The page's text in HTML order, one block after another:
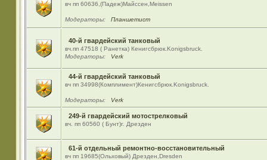
вч пп 60636,(Падеж)Майсcен,Meissen
Модераторы: Планшетист
40-й гвардейский танковый
вч.пп 47518 ( Ранетка) Кенигсбрюк.Konigsbruck.
Модераторы:
Verk
44-й гвардейский танковый
вч пп 34998(Комплимент)Кенигсбрюк.Konigsbruck.
Модераторы: Verk
249-й гвардейский мотострелковый
вч. пп 60560 ( Бунт)г. Дрезден
61-й отдельный ремонтно-восстановительный
вч пп 19685(Ольховый) Дрезден,Dresden